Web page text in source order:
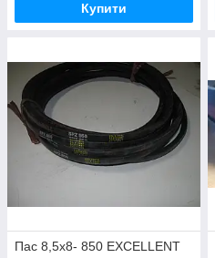
Купити
Пас 8,5х8- 850 EXCELLENT